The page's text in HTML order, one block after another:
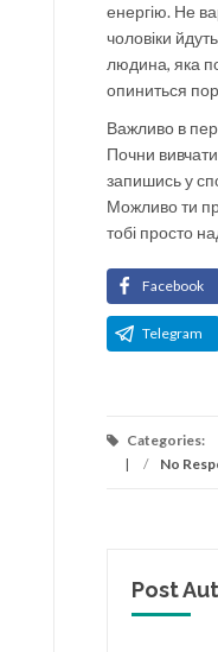
енергію. Не
чоловіки
людина, яка
опиниться
Важливо в
Почни
запишись у
Можливо ти
тобі просто
Facebook
Telegram
Categories:
/
No
Post